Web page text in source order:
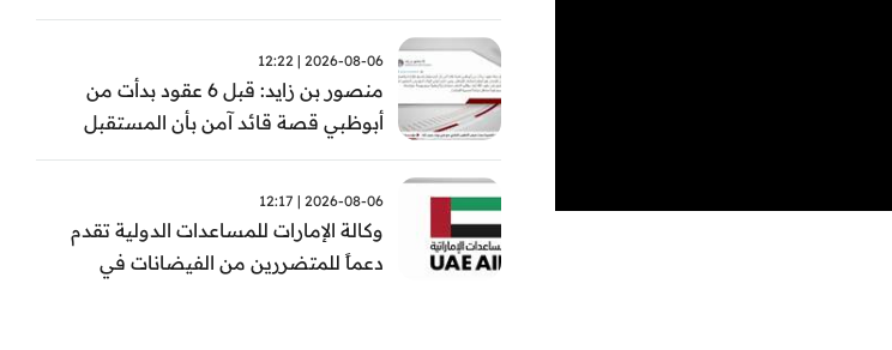
وضبط المخالفات
2026-08-06 | 12:22
منصور بن زايد: قبل 6 عقود بدأت من
أبوظبي قصة قائد آمن بأن المستقبل
يُصنع بالإرادة والعمل
2026-08-06 | 12:17
وكالة الإمارات للمساعدات الدولية تقدم
دعماً للمتضررين من الفيضانات في